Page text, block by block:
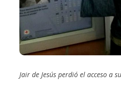
Jair de Jesús perdió el acceso a